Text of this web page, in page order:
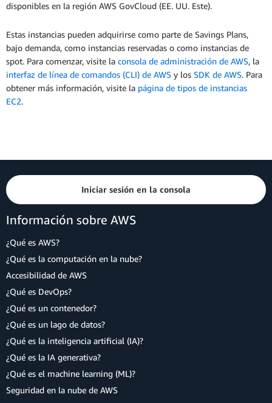
disponibles en la región AWS GovCloud (EE. UU. Este).
Estas instancias pueden adquirirse como parte de Savings Plans,
bajo demanda, como instancias reservadas o como instancias de
spot. Para comenzar, visite la consola de administración de AWS, la
interfaz de línea de comandos (CLI) de AWS y los SDK de AWS. Para
obtener más información, visite la página de tipos de instancias
EC2.
Iniciar sesión en la consola
Información sobre AWS
¿Qué es AWS?
¿Qué es la computación en la nube?
Accesibilidad de AWS
¿Qué es DevOps?
¿Qué es un contenedor?
¿Qué es un lago de datos?
¿Qué es la inteligencia artificial (IA)?
¿Qué es la IA generativa?
¿Qué es el machine learning (ML)?
Seguridad en la nube de AWS